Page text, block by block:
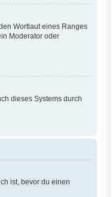
Wortlaut eines Ranges
Moderator oder
dieses Systems durch
ist, bevor du einen